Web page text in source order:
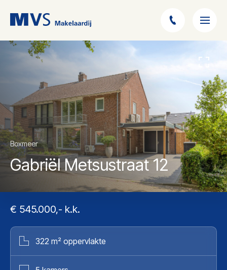
Boxmeer
Gabriël Metsustraat 12
€ 545.000,- k.k.
322 m² oppervlakte